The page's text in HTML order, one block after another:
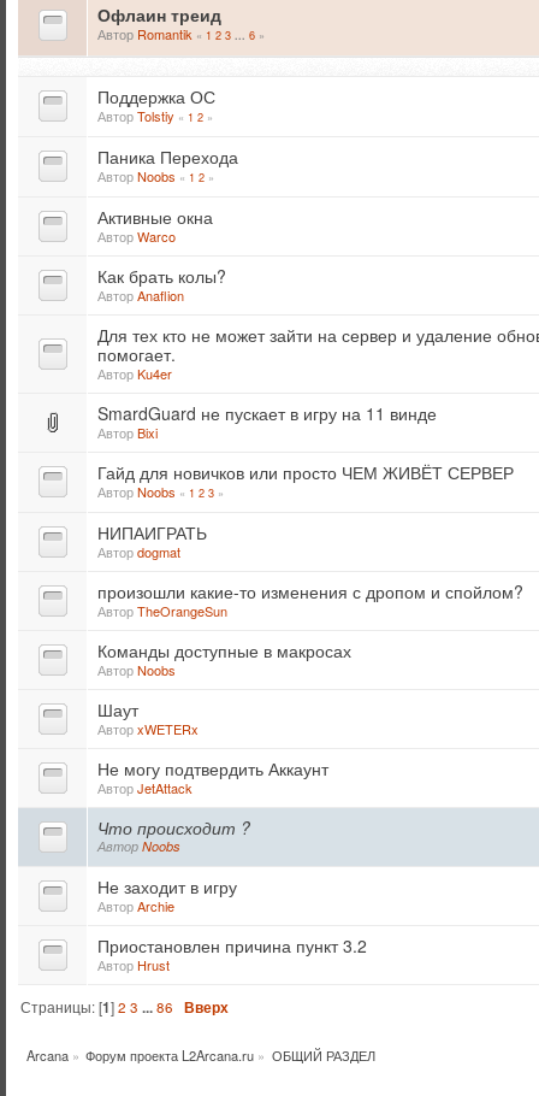
Офлаин треид
Автор Romantik « 1 2 3 ... 6 »
Поддержка ОС
АвторTolstiy « 1 2 »
Паника Перехода
АвторNoobs « 1 2 »
Активные окна
АвторWarco
Как брать колы?
АвторAnaflion
Для тех кто не может зайти на сервер и удаление
помогает.
АвторKu4er
SmardGuard не пускает в игру на 11 винде
АвторBixi
Гайд для новичков или просто ЧЕМ ЖИВЁТ СЕРВЕР
АвторNoobs « 1 2 3 »
НИПАИГРАТЬ
Авторdogmat
произошли какие-то изменения с дропом и спойлом?
АвторTheOrangeSun
Команды доступные в макросах
АвторNoobs
Шаут
АвторxWETERx
Не могу подтвердить Аккаунт
АвторJetAttack
Что происходит ?
Автор Noobs
Не заходит в игру
АвторArchie
Приостановлен причина пункт 3.2
Автор Hrust
Страницы: [1]2 3 ...86 Вверх
Arcana» Форум проекта L2Arcana.ru » ОБЩИЙ РАЗДЕЛ